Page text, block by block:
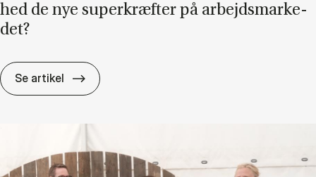
hed de nye su­per­kræf­ter på ar­bejds­mar­ke­
det?
Se artikel Ef­ter AI: Er dan­nel­se og